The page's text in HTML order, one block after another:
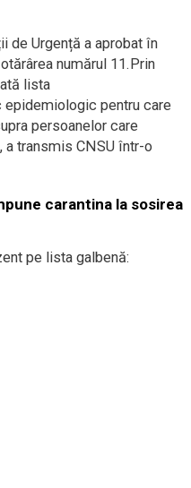
de Urgență a aprobat în
numărul 11.Prin
lista
pentru care
persoanelor care
a transmis CNSU într-o
carantina la sosirea
pe lista galbenă: